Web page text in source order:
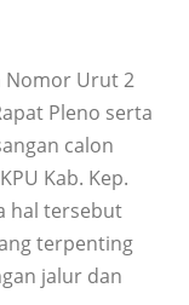
Nomor Urut 2
Pleno serta
calon
Kab. Kep.
hal tersebut
terpenting
jalur dan